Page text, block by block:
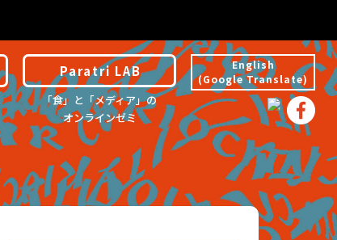
Paratri LAB
「食」と「メディア」の
オンラインゼミ
English
(Google Translate)